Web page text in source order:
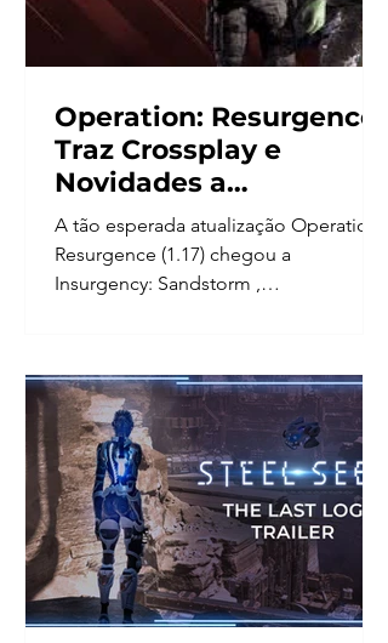
Operation: Resurgence
Traz Crossplay e
Novidades a
Insurgency: Sandstorm
A tão esperada atualização Operation:
Resurgence (1.17) chegou a
Insurgency: Sandstorm ,